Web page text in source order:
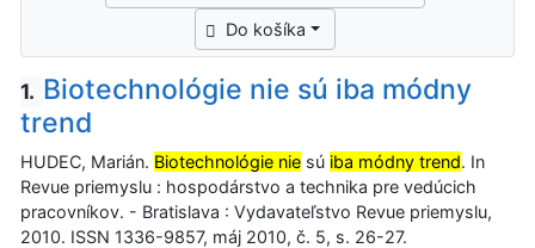
Do košíka
1. Biotechnológie nie sú iba módny
trend
HUDEC, Marián. Biotechnológie nie sú iba módny trend. In
Revue priemyslu : hospodárstvo a technika pre vedúcich
pracovníkov. - Bratislava : Vydavateľstvo Revue priemyslu,
2010. ISSN 1336-9857, máj 2010, č. 5, s. 26-27.